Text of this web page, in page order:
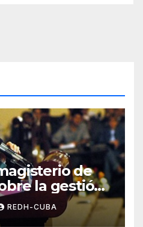
de
la gestión
Estévez
REDH-CUBA